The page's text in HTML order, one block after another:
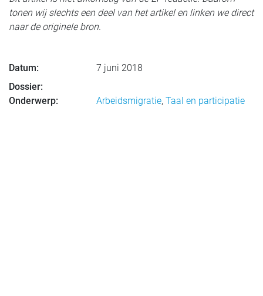
tonen wij slechts een deel van het artikel en linken we direct
naar de originele bron.
Datum:
7 juni 2018
Dossier:
Onderwerp:
Arbeidsmigratie,Taal en participatie